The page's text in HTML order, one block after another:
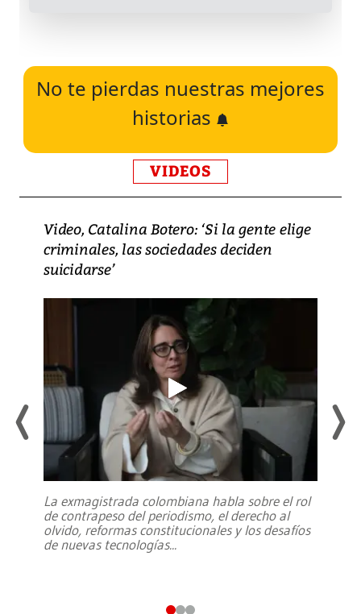
No te pierdas nuestras mejores
historias
VIDEOS
Video, Catalina Botero: ‘Si la gente elige
criminales, las sociedades deciden
suicidarse’
La exmagistrada colombiana habla sobre el rol
de contrapeso del periodismo, el derecho al
olvido, reformas constitucionales y los desafíos
de nuevas tecnologías...